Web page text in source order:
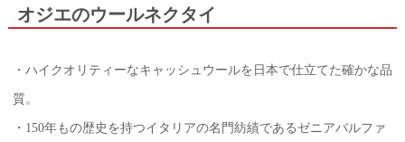
オジエのウールネクタイ
・ハイクオリティーなキャッシュウールを日本で仕立てた確かな品
質。
・150年もの歴史を持つイタリアの名門紡績であるゼニアバルファ